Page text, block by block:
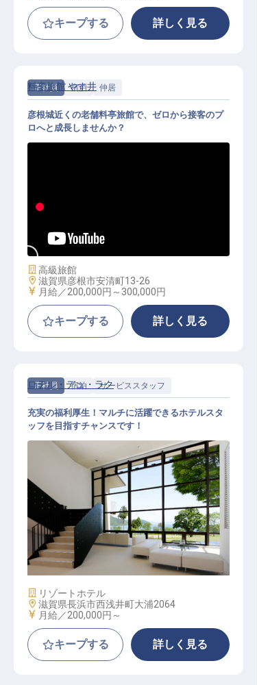
キープする 詳しく見る
正社員 宿泊 仲居
／寮完備（月13,000円）
料亭旅館 やす井
彦根城近くの老舗料亭旅館で、ゼロから接客のプ
ロへと成長しませんか？
施設業態
高級旅館
勤務地
滋賀県彦根市安清町13-26
給与
月給／200,000円～ 300,000円
キープする 詳しく見る
正社員 宿泊 サービススタッフ
サービススタッフ / 正社員
ロテル・デュ・ラク
充実の福利厚生！マルチに活躍できるホテルスタ
ッフを目指すチャンスです！
施設業態
リゾートホテル
勤務地
滋賀県長浜市西浅井町大浦2064
給与
月給／200,000円～
キープする 詳しく見る